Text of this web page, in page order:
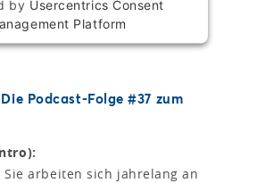
by Usercentrics Consent
Platform
Podcast-Folge #37 zum
Sie arbeiten sich jahrelang an